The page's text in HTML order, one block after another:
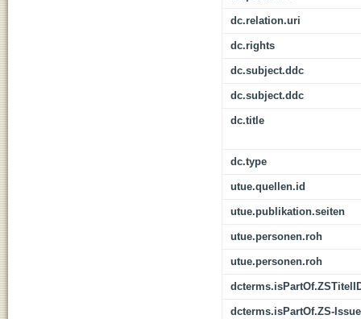
dc.relation.uri
dc.rights
dc.subject.ddc
dc.subject.ddc
dc.title
dc.type
utue.quellen.id
utue.publikation.seiten
utue.personen.roh
utue.personen.roh
dcterms.isPartOf.ZS-Issue